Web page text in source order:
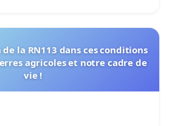
la RN113 dans ces conditions
agricoles et notre cadre de
vie !